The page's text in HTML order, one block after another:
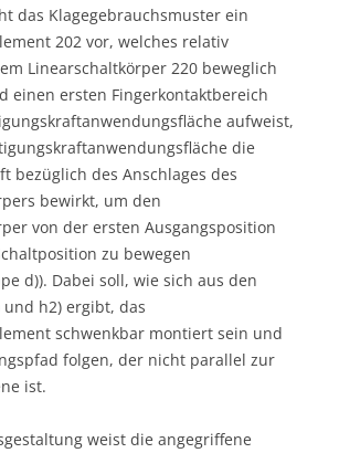
das Klagegebrauchsmuster ein
202 vor, welches relativ
Linearschaltkörper 220 beweglich
einen ersten Fingerkontaktbereich
aufweist,
die
bezüglich des Anschlages des
bewirkt, um den
von der ersten Ausgangsposition
zu bewegen
d)). Dabei soll, wie sich aus den
h2) ergibt, das
schwenkbar montiert sein und
folgen, der nicht parallel zur
ist.
weist die angegriffene